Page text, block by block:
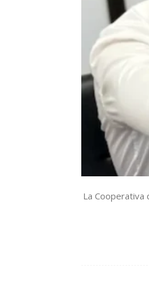
La Cooperativa